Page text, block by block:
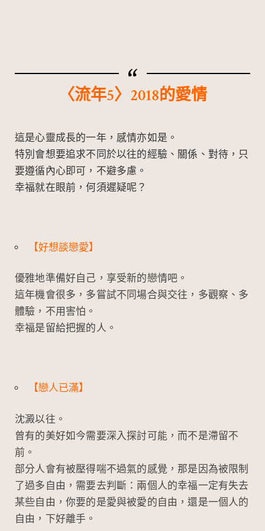
〈流年5〉2018的愛情
這是心靈成長的一年，感情亦如是。
特別會想要追求不同於以往的經驗、關係、對待，只
要遵循內心即可，不避多慮。
幸福就在眼前，何須遲疑呢？
【好想談戀愛】
優雅地準備好自己，享受新的戀情吧。
這年機會很多，多嘗試不同場合與交往，多觀察、多
體驗，不用害怕。
幸福是留給把握的人。
【戀人已滿】
沈澱以往。
曾有的美好如今需要深入探討可能，而不是滯留不
前。
部分人會有被壓得喘不過氣的感覺，那是因為被限制
了過多自由，需要去判斷：兩個人的幸福一定有失去
某些自由，你要的是愛與被愛的自由，還是一個人的
自由，下好離手。